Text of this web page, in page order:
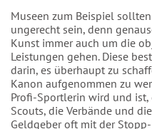
Museen zum Beispiel
ungerecht sein, denn
Kunst immer auch um die
Leistungen gehen. Diese
darin, es überhaupt zu
Kanon aufgenommen zu
Profi-Sportlerin wird und ist,
Scouts, die Verbände und
Geldgeber oft mit der